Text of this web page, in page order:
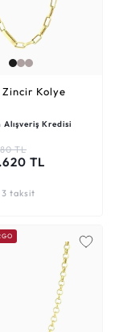
Zincir Kolye
Kredisi
TL
TL
taksit